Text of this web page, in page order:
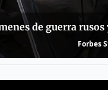
de guerra
Forbes